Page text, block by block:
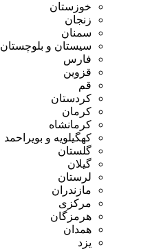
خوزستان
زنجان
سمنان
سیستان و بلوچستان
فارس
قزوین
قم
کردستان
کرمان
کرمانشاه
کهگیلویه و بویراحمد
گلستان
گیلان
لرستان
مازندران
مرکزی
هرمزگان
همدان
یزد